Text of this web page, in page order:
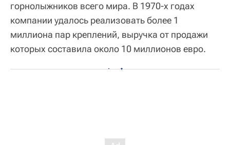
горнолыжников всего мира. В 1970-х годах
компании удалось реализовать более 1
миллиона пар креплений, выручка от продажи
которых составила около 10 миллионов евро.